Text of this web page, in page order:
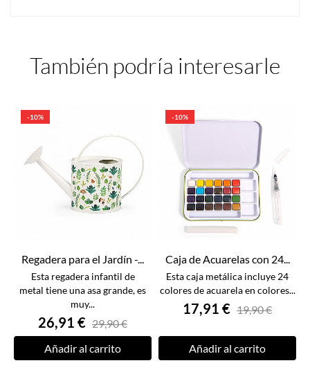
También podría interesarle
-10%
Regadera para el Jardín -...
Esta regadera infantil de
metal tiene una asa grande, es
muy...
26,91 € 29,90 €
Añadir al carrito
-10%
Caja de Acuarelas con 24...
Esta caja metálica incluye 24
colores de acuarela en colores...
17,91 € 19,90 €
Añadir al carrito